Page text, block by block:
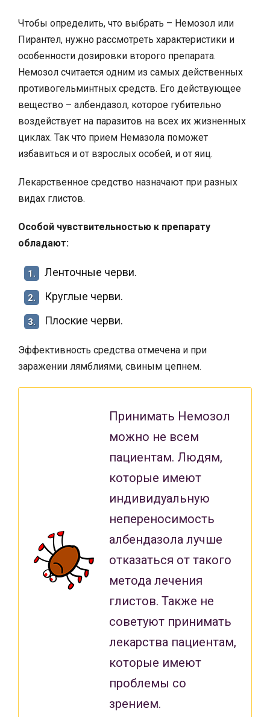
Чтобы определить, что выбрать – Немозол или
Пирантел, нужно рассмотреть характеристики и
особенности дозировки второго препарата.
Немозол считается одним из самых действенных
противогельминтных средств. Его действующее
вещество – албендазол, которое губительно
воздействует на паразитов на всех их жизненных
циклах. Так что прием Немазола поможет
избавиться и от взрослых особей, и от яиц.
Лекарственное средство назначают при разных
видах глистов.
Особой чувствительностью к препарату
обладают:
1. Ленточные черви.
2. Круглые черви.
3. Плоские черви.
Эффективность средства отмечена и при
заражении лямблиями, свиным цепнем.
Принимать Немозол
можно не всем
пациентам. Людям,
которые имеют
индивидуальную
непереносимость
албендазола лучше
отказаться от такого
метода лечения
глистов. Также не
советуют принимать
лекарства пациентам,
которые имеют
проблемы со
зрением.